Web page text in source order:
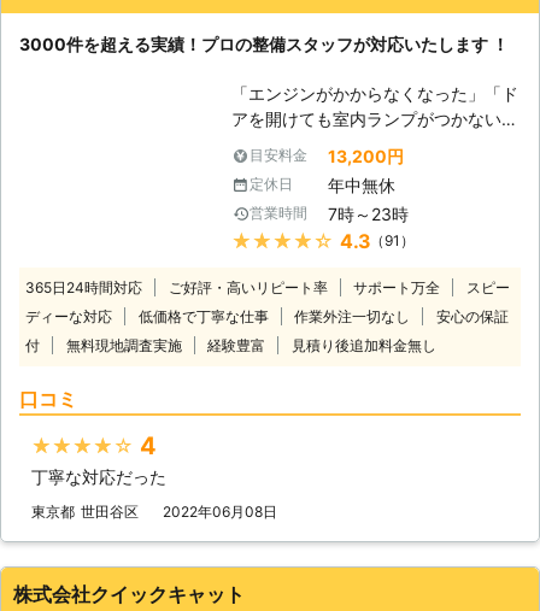
3000件を超える実績！プロの整備スタッフが対応いたします ！
「エンジンがかからなくなった」「ド
アを開けても室内ランプがつかない」
バッテリーが上がってしまうと車にこ
のような症状があらわれます。 普段
は動いていた車が突然動かなくなって
は大変困りますし、慣れていない方は
パニックにもなりますよね。 ヒリつ
たらいいのか判断に迷うことと思いま
す。 そんな時には、日本救急サービ
ス(株)までご連絡ください。お客様の
うえで、バッテリー上がりの原因や車
開始いたします。 お見積り後の追加
料金は発生しませんのでご安心くださ
い。 出張無料となります。お気軽に
お問い合わせ下さい。
目安料金 13,200円
定休日 年中無休
営業時間 7時～23時
★★★★★ 4.3 （91）
365日24時間対応 ご好評・高いリピート率 サポート万全
スピー
ディーな対応
低価格で丁寧な仕事 作業外注一切なし
安心の保証
付
無料現地調査実施 経験豊富 見積り後追加料金無し
口コミ
★★★★★ 4
丁寧な対応だった
東京都 世田谷区 2022年06月08日
株式会社クイックキャット